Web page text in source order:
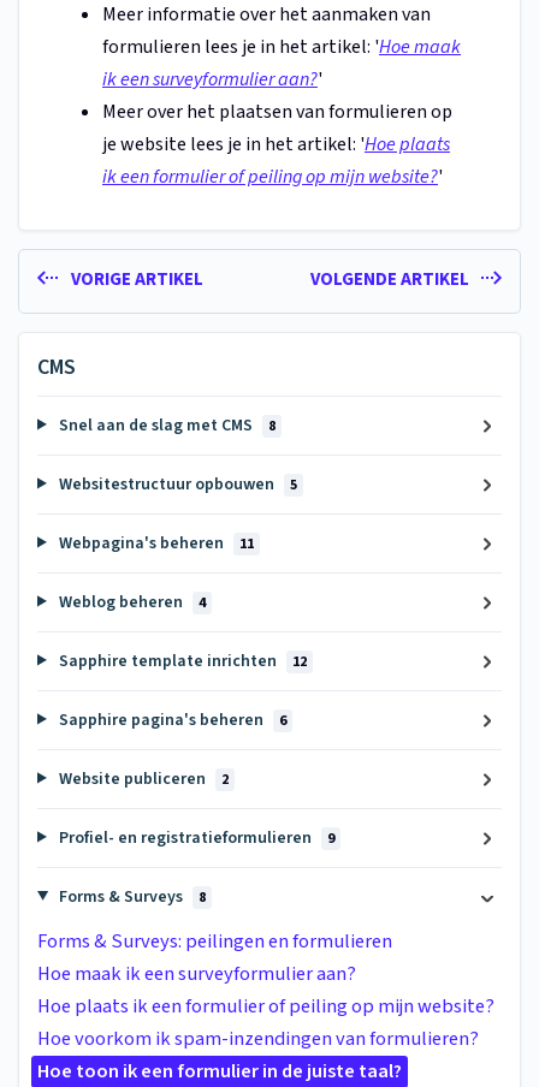
Meer informatie over het aanmaken van
formulieren lees je in het artikel: 'Hoe maak
ik een surveyformulier aan?'
Meer over het plaatsen van formulieren op
je website lees je in het artikel: 'Hoe plaats
ik een formulier of peiling op mijn website?'
VORIGE ARTIKEL VOLGENDE ARTIKEL
CMS
Snel aan de slag met CMS 8
Websitestructuur opbouwen 5
Webpagina's beheren 11
Weblog beheren 4
Sapphire template inrichten 12
Sapphire pagina's beheren 6
Website publiceren 2
Profiel- en registratieformulieren 9
Forms & Surveys 8
Forms & Surveys: peilingen en formulieren
Hoe maak ik een surveyformulier aan?
Hoe plaats ik een formulier of peiling op mijn website?
Hoe voorkom ik spam-inzendingen van formulieren?
Hoe toon ik een formulier in de juiste taal?